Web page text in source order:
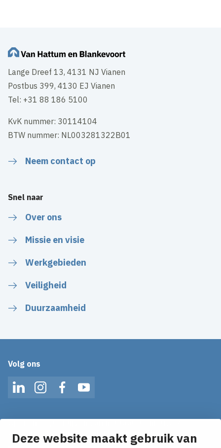
Deze website maakt gebruik van
Lange Dreef 13, 4131 NJ Vianen
Postbus 399, 4130 EJ Vianen
Tel: +31 88 186 5100
KvK nummer: 30114104
BTW nummer: NL003281322B01
Neem contact op
Snel naar
Over ons
Missie en visie
Werkgebieden
Veiligheid
Duurzaamheid
Volg ons
LinkedInInstagramFacebookYouTube
Ontvang onze nieuws alerts in je mailbox!